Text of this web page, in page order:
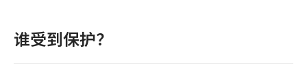
谁受到保护？